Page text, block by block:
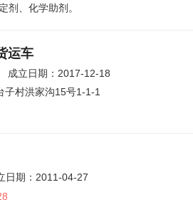
剂、化学助剂。
运车
成立日期：2017-12-18
子村洪家沟15号1-1-1
日期：2011-04-27